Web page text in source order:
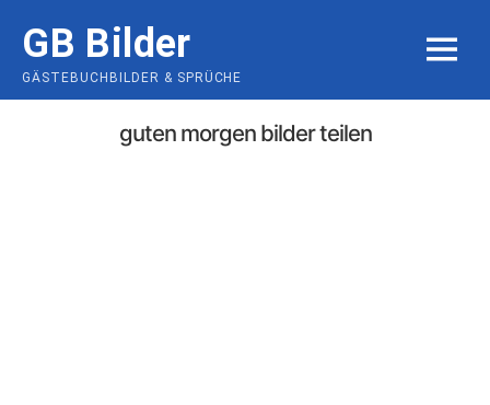
content
GB Bilder
GÄSTEBUCHBILDER & SPRÜCHE
MENU
guten morgen bilder teilen